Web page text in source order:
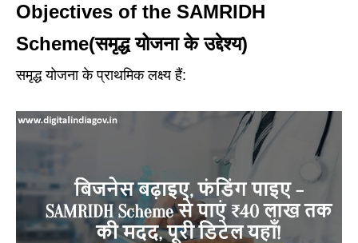
Objectives of the SAMRIDH
Scheme(समृद्ध योजना के उद्देश्य)
समृद्ध योजना के प्राथमिक लक्ष्य हैं: